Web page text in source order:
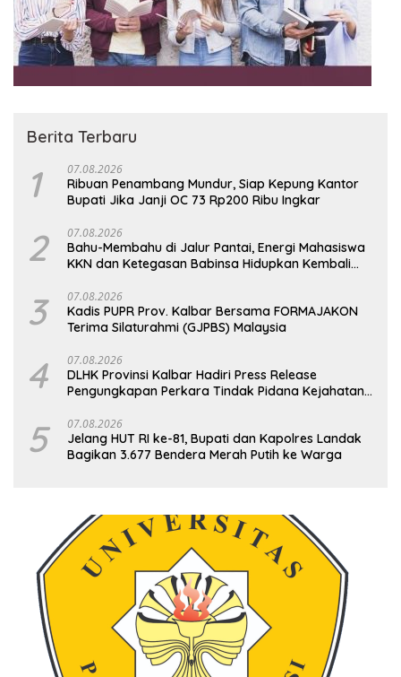
Berita Terbaru
1 07.08.2026
Ribuan Penambang Mundur, Siap Kepung Kantor
Bupati Jika Janji OC 73 Rp200 Ribu Ingkar
2 07.08.2026
Bahu-Membahu di Jalur Pantai, Energi Mahasiswa
KKN dan Ketegasan Babinsa Hidupkan Kembali
3 07.08.2026
Kadis PUPR Prov. Kalbar Bersama FORMAJAKON
Terima Silaturahmi (GJPBS) Malaysia
4 07.08.2026
DLHK Provinsi Kalbar Hadiri Press Release
Pengungkapan Perkara Tindak Pidana Kejahatan
5 07.08.2026
Jelang HUT RI ke-81, Bupati dan Kapolres Landak
Bagikan 3.677 Bendera Merah Putih ke Warga